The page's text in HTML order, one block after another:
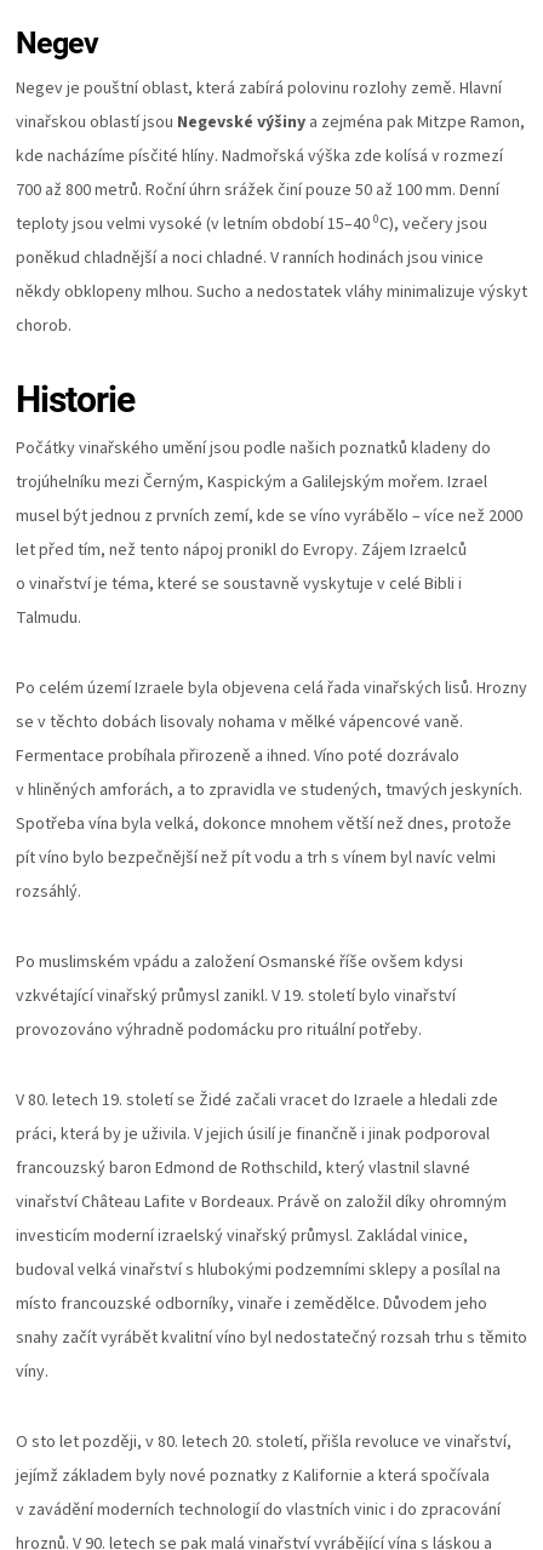
Negev
Negev je pouštní oblast, která zabírá polovinu rozlohy země. Hlavní
vinařskou oblastí jsou Negevské výšiny a zejména pak Mitzpe Ramon,
kde nacházíme písčité hlíny. Nadmořská výška zde kolísá v rozmezí
700 až 800 metrů. Roční úhrn srážek činí pouze 50 až 100 mm. Denní
teploty jsou velmi vysoké (v letním období 15–40 0C), večery jsou
poněkud chladnější a noci chladné. V ranních hodinách jsou vinice
někdy obklopeny mlhou. Sucho a nedostatek vláhy minimalizuje výskyt
chorob.
Historie
Počátky vinařského umění jsou podle našich poznatků kladeny do
trojúhelníku mezi Černým, Kaspickým a Galilejským mořem. Izrael
musel být jednou z prvních zemí, kde se víno vyrábělo – více než 2000
let před tím, než tento nápoj pronikl do Evropy. Zájem Izraelců
o vinařství je téma, které se soustavně vyskytuje v celé Bibli i
Talmudu.
Po celém území Izraele byla objevena celá řada vinařských lisů. Hrozny
se v těchto dobách lisovaly nohama v mělké vápencové vaně.
Fermentace probíhala přirozeně a ihned. Víno poté dozrávalo
v hliněných amforách, a to zpravidla ve studených, tmavých jeskyních.
Spotřeba vína byla velká, dokonce mnohem větší než dnes, protože
pít víno bylo bezpečnější než pít vodu a trh s vínem byl navíc velmi
rozsáhlý.
Po muslimském vpádu a založení Osmanské říše ovšem kdysi
vzkvétající vinařský průmysl zanikl. V 19. století bylo vinařství
provozováno výhradně podomácku pro rituální potřeby.
V 80. letech 19. století se Židé začali vracet do Izraele a hledali zde
práci, která by je uživila. V jejich úsilí je finančně i jinak podporoval
francouzský baron Edmond de Rothschild, který vlastnil slavné
vinařství Château Lafite v Bordeaux. Právě on založil díky ohromným
investicím moderní izraelský vinařský průmysl. Zakládal vinice,
budoval velká vinařství s hlubokými podzemními sklepy a posílal na
místo francouzské odborníky, vinaře i zemědělce. Důvodem jeho
snahy začít vyrábět kvalitní víno byl nedostatečný rozsah trhu s těmito
víny.
O sto let později, v 80. letech 20. století, přišla revoluce ve vinařství,
jejímž základem byly nové poznatky z Kalifornie a která spočívala
v zavádění moderních technologií do vlastních vinic i do zpracování
hroznů. V 90. letech se pak malá vinařství vyrábějící vína s láskou a